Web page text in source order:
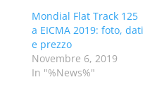
Mondial Flat Track 125
a EICMA 2019: foto, dati
e prezzo
Novembre 6, 2019
In "%News%"